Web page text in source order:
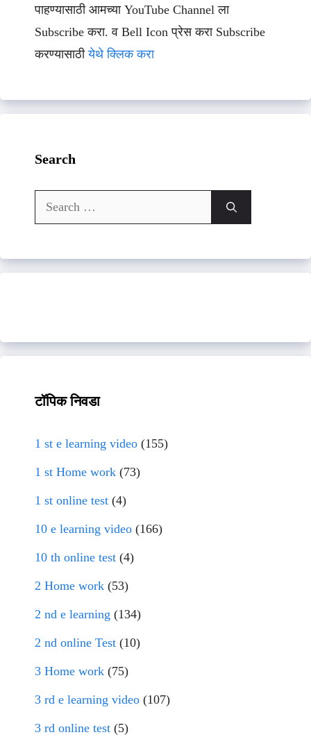
पाहण्यासाठी आमच्या YouTube Channel ला
Subscribe करा. व Bell Icon प्रेस करा Subscribe
करण्यासाठीयेथे क्लिक करा
Search
Search
for:
टॉपिक निवडा
1 st e learning video (155)
1 st Home work (73)
1 st online test (4)
10 e learning video (166)
10 th online test (4)
2 Home work (53)
2 nd e learning (134)
2 nd online Test (10)
3 Home work (75)
3 rd e learning video (107)
3 rd online test (5)